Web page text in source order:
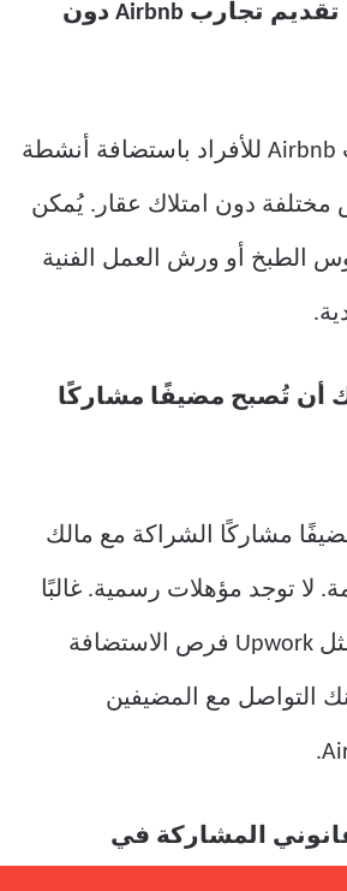
س2. هل يُمكنك تقديم تجارب Airbnb دون
نعم، تسمح تجارب Airbnb للأفراد باستضافة أنشطة
مختلفة دون امتلاك عقار. يُمكن
الطبخ أو ورش العمل الفنية
أن تُصبح مضيفًا مشاركًا
مشاركًا الشراكة مع مالك
لا توجد مؤهلات رسمية. غالبًا
ما تسرد منصات مثل Upwork فرص الاستضافة
التواصل مع المضيفين
المشاركة في